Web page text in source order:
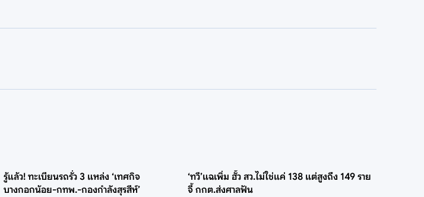
รู้แล้ว! ทะเบียนรถรั่ว 3 แหล่ง ‘เทศกิจ
บางกอกน้อย-กทพ.-กองกำลังสุรสีห์’
‘ทวี’แฉเพิ่ม ฮั้ว สว.ไม่ใช่แค่ 138 แต่สูงถึง 149 ราย
จี้ กกต.ส่งศาลฟัน